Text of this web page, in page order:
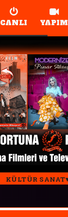
CANLI YAPIM
KÜLTÜR SANAT